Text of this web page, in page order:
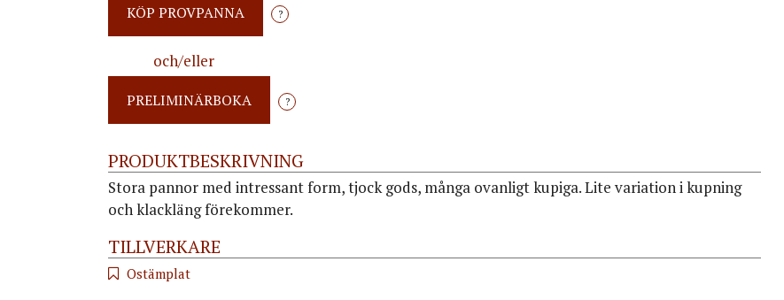
?
och/eller
?
PRODUKTBESKRIVNING
Stora pannor med intressant form, tjock gods, många ovanligt kupiga. Lite variation i kupning
och klackläng förekommer.
TILLVERKARE
Ostämplat